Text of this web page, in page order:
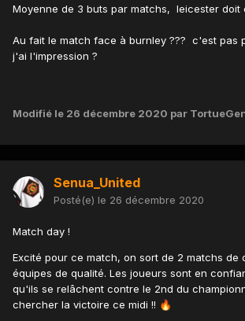
Moyenne de 3 buts par matchs, leicester doit
Au fait le match face à burnley ??? c'est pas
j'ai l'impression ?
Modifié le 26 décembre 2020 par
Senua_United
Posté(e) le 26 décembre 2020
Match day !
Excité pour ce match, on sort de 2 matchs de
équipes de qualité. Les joueurs sont en
qu'ils se relâchent contre le 2nd du
chercher la victoire ce midi !! 🔥